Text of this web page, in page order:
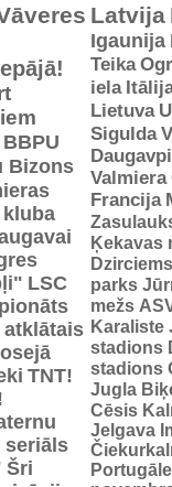
BBPU
Bizons
LSC
atklātais
TNT!
seriāls
Šri
Latvija
Igaunija
Teika
iela
Lietuva
Sigulda
Valmiera
Francija
Ķekavas
Dzirciems
parks
mežs
Karaliste
stadions
stadions
Jugla
Cēsis
Jelgava
Portugāle